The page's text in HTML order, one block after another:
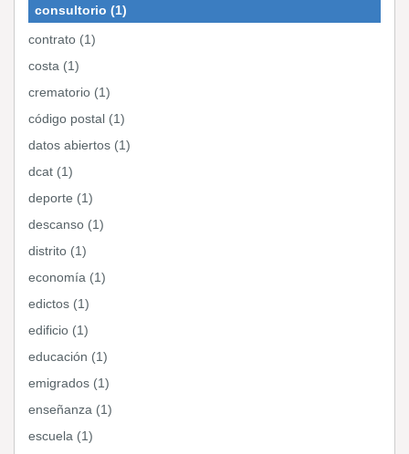
consultorio (1)
contrato (1)
costa (1)
crematorio (1)
código postal (1)
datos abiertos (1)
dcat (1)
deporte (1)
descanso (1)
distrito (1)
economía (1)
edictos (1)
edificio (1)
educación (1)
emigrados (1)
enseñanza (1)
escuela (1)